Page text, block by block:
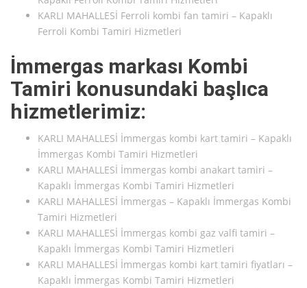
KARLI MAHALLESİ Ferroli kombi fan tamiri – Kapaklı
Ferroli Kombi Tamiri Hizmetleri
İmmergas markası Kombi
Tamiri konusundaki başlıca
hizmetlerimiz:
KARLI MAHALLESİ İmmergas kombi kart tamiri – Kapaklı
İmmergas Kombi Tamiri Hizmetleri
KARLI MAHALLESİ İmmergas kombi anakart tamiri –
Kapaklı İmmergas Kombi Tamiri Hizmetleri
KARLI MAHALLESİ İmmergas – Kapaklı İmmergas Kombi
Tamiri Hizmetleri
KARLI MAHALLESİ İmmergas kombi gaz valfi tamiri –
Kapaklı İmmergas Kombi Tamiri Hizmetleri
KARLI MAHALLESİ İmmergas kombi kart tamiri fiyatları –
Kapaklı İmmergas Kombi Tamiri Hizmetleri